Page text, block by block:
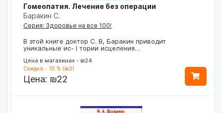
Гомеопатия. Лечение без операции
Баракин С.
Серия: Здоровье на все 100!
В этой книге доктор С. В, Баракин приводит
уникальные ис- I тории исцеления…
Цена в магазинах - ₪24
Скидка - 10 % (₪2)
Цена: ₪22